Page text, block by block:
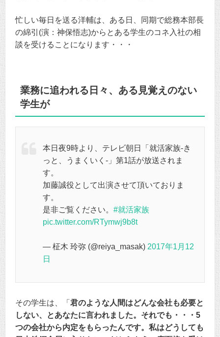
忙しい毎日を送る洋輔は、ある日、同期で総務本部長
の綿引(演：神保悟志)からとある学生のコネ入社の相
談を受けることになります・・・
業務に追われる日々、ある見覚えのない
学生が
本日夜9時より、テレビ朝日「就活家族-き
っと、うまくいく-」第1話が放送されま
す。
加藤誠役として出演させて頂いておりま
す。
是非ご覧ください。 #就活家族
pic.twitter.com/RTymwj9b8t
— 柾木 玲弥 (@reiya_masak) 2017年1月12
日
その学生は、「 君のような人間はどんな会社も必要と
しない、とあなたに言われました。それでも・・・5
つの会社から内定をもらったんです。私はどうしても